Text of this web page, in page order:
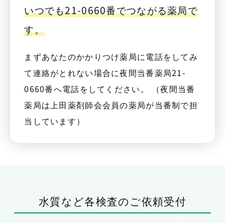
いつでも21-0660番でつながる薬局で
す。
まずあなたのかかりつけ薬局に電話をしてみ
て連絡がとれない場合に夜間当番薬局21-
0660番へ電話をしてください。 （夜間当番
薬局は上田薬剤師会会員の薬局が当番制で担
当しています）
水質など各検査のご依頼受付